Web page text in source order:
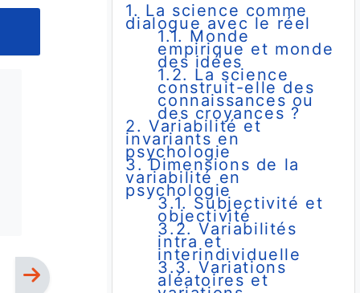
1. La science comme
dialogue avec le réel
1.1. Monde
empirique et monde
des idées
1.2. La science
construit-elle des
connaissances ou
des croyances ?
2. Variabilité et
invariants en
psychologie
3. Dimensions de la
variabilité en
psychologie
3.1. Subjectivité et
objectivité
3.2. Variabilités
intra et
interindividuelle
3.3. Variations
aléatoires et